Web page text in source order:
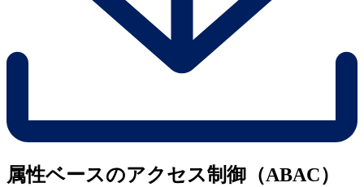
属性ベースのアクセス制御（ABAC）